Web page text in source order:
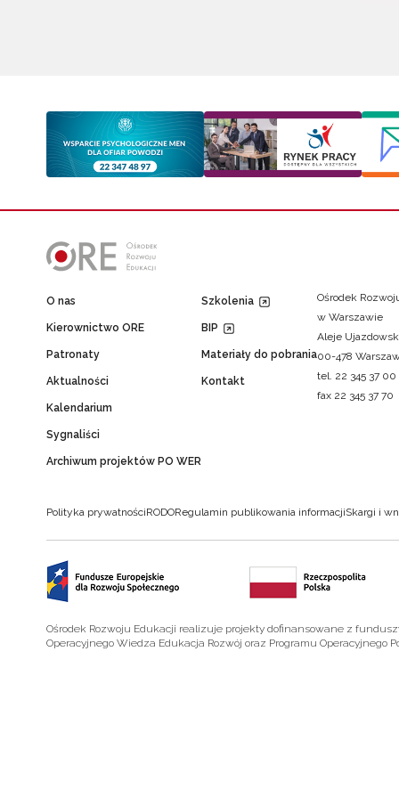
O nas
Kierownictwo ORE
Patronaty
Aktualności
Kalendarium
Sygnaliści
Archiwum projektów PO WER
Szkolenia
BIP
Materiały do pobrania
Kontakt
Ośrodek
w Warszawie
Aleje
00-478
tel. 22 345 37 00
fax 22 345 37 70
Polityka prywatnościRODORegulamin publikowania informacjiSkargi i
Ośrodek Rozwoju Edukacji realizuje projekty dofinansowane z
Operacyjnego Wiedza Edukacja Rozwój oraz Programu Operacyjnego